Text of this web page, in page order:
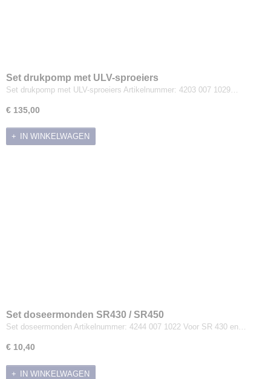
Set drukpomp met ULV-sproeiers
Set drukpomp met ULV-sproeiers Artikelnummer: 4203 007 1029…
€ 135,00
IN WINKELWAGEN
Set doseermonden SR430 / SR450
Set doseermonden Artikelnummer: 4244 007 1022 Voor SR 430 en…
€ 10,40
IN WINKELWAGEN